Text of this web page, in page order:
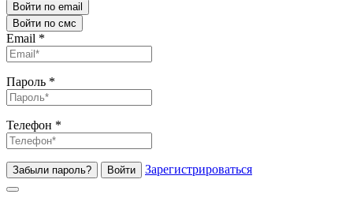
Войти по email
Войти по смс
Email *
Пароль *
Телефон *
Забыли пароль? Войти Зарегистрироваться